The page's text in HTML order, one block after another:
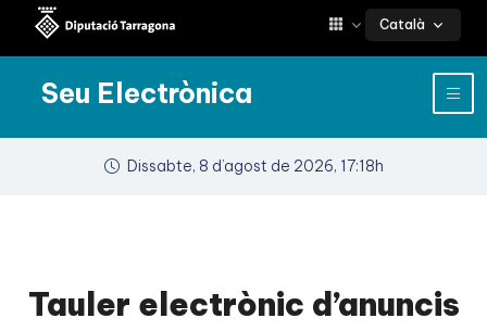
Català
Seu Electrònica
Dissabte, 8 d’agost de 2026, 17:18h
Tauler electrònic d’anuncis